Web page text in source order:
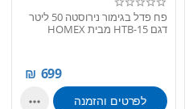
פח פדל בגימור נירוסטה 50 ליטר
דגם HTB-15 מבית HOMEX
699
₪
לפרטים והזמנה 